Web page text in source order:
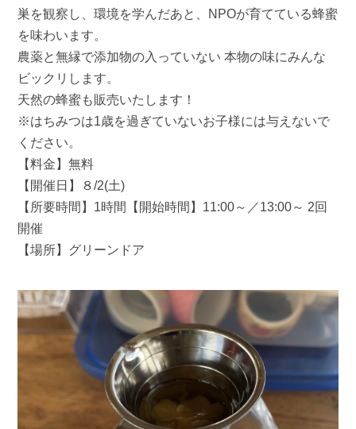
巣を観察し、環境を学んだあと、NPOが育てている蜂蜜
を味わいます。
農薬と無縁で添加物の入っていない 本物の味にみんな
ビックリします。
天然の蜂蜜も販売いたします！
※はちみつは1歳を過ぎていないお子様には与えないで
ください。
【料金】無料
【開催日】８/2(土)
【所要時間】1時間【開始時間】11:00～／13:00～ 2回
開催
【場所】グリーンドア